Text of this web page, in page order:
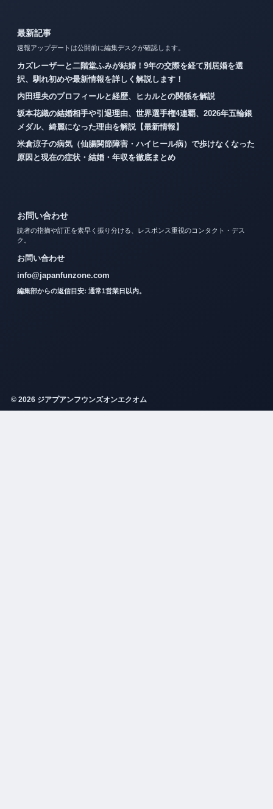
最新記事
速報アップデートは公開前に編集デスクが確認します。
カズレーザーと二階堂ふみが結婚！9年の交際を経て別居婚を選
択、馴れ初めや最新情報を詳しく解説します！
内田理央のプロフィールと経歴、ヒカルとの関係を解説
坂本花織の結婚相手や引退理由、世界選手権4連覇、2026年五輪銀
メダル、綺麗になった理由を解説【最新情報】
米倉涼子の病気（仙腸関節障害・ハイヒール病）で歩けなくなった
原因と現在の症状・結婚・年収を徹底まとめ
お問い合わせ
読者の指摘や訂正を素早く振り分ける、レスポンス重視のコンタクト・デス
ク。
お問い合わせ
info@japanfunzone.com
編集部からの返信目安: 通常1営業日以内。
© 2026 ジアプアンフウンズオンエクオム